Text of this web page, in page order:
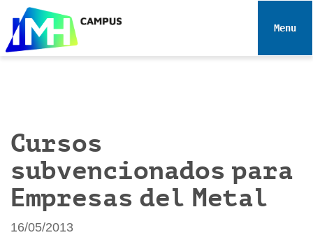
e
Toggle
Cursos
subvencionados para
Empresas del Metal
16/05/2013